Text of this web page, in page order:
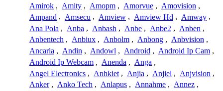
Amirok , Amity , Amopm , Amorvue , Amovision ,
Ampand , Amsecu , Amview , Amview Hd , Amway ,
Ana Pola , Anba , Anbash , Anbe , Anbe2 , Anben ,
Anbentech , Anbiux , Anbolm , Anbong , Anbvision ,
Ancarla , Andin , Andowl , Android , Android Ip Cam ,
Android Ip Webcam , Anenda , Anga ,
Angel Electronics , Anhkiet , Anjia , Anjiel , Anjvision ,
Anker , Anko Tech , Anlapus , Annahme , Annez ,